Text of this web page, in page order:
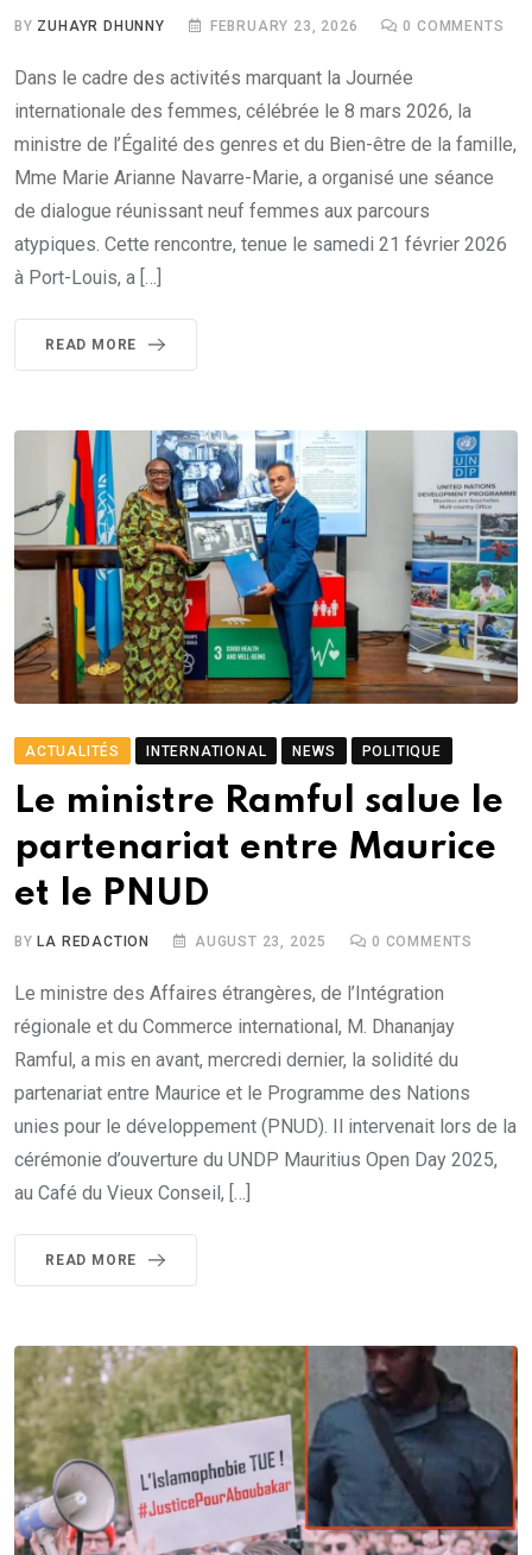
BY ZUHAYR DHUNNY FEBRUARY 23, 2026 0 COMMENTS
Dans le cadre des activités marquant la Journée
internationale des femmes, célébrée le 8 mars 2026, la
ministre de l’Égalité des genres et du Bien-être de la famille,
Mme Marie Arianne Navarre-Marie, a organisé une séance
de dialogue réunissant neuf femmes aux parcours
atypiques. Cette rencontre, tenue le samedi 21 février 2026
à Port-Louis, a […]
READ MORE
ACTUALITÉS INTERNATIONAL NEWS POLITIQUE
Le ministre Ramful salue le
partenariat entre Maurice
et le PNUD
BYLA REDACTION AUGUST 23, 2025 0 COMMENTS
Le ministre des Affaires étrangères, de l’Intégration
régionale et du Commerce international, M. Dhananjay
Ramful, a mis en avant, mercredi dernier, la solidité du
partenariat entre Maurice et le Programme des Nations
unies pour le développement (PNUD). Il intervenait lors de la
cérémonie d’ouverture du UNDP Mauritius Open Day 2025,
au Café du Vieux Conseil, […]
READ MORE